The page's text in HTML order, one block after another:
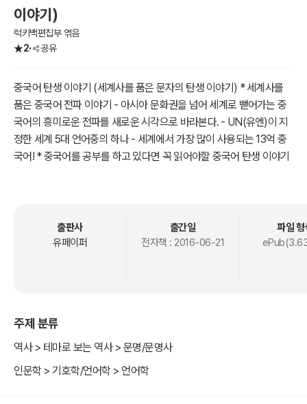
이야기)
럭키백편집부 엮음
2
공유
중국어 탄생 이야기 (세계사를 품은 문자의 탄생 이야기) * 세계사를
품은 중국어 전파 이야기 - 아시아 문화권을 넘어 세계로 뻗어가는 중
국어의 흥미로운 전파를 새로운 시각으로 바라본다. - UN(유엔)이 지
정한 세계 5대 언어중의 하나 - 세계에서 가장 많이 사용되는 13억 중
국어! * 중국어를 공부를 하고 있다면 꼭 읽어야할 중국어 탄생 이야기
로서 후대 ‘순자, 여씨춘추, 한비자’의 사상가에 의해서 신격화 되었을
뿐이다. 비록 한자의 기록문화를 집대성한 것에 대해서는 높이 살수 있
(漢語)라고도 한다. 중국의 11억 명과 해외로 진출한 화교, 이민족이
모국어로 삼고 있어 세계인구의 약 1/5이 사용되어 세계에서 가장 많이
사용되는 언어 이다. 중국어는 여러 가지 방언으로 구성되어 있으며 이
는 북방방언(北方方言), 오어(吳語, 상하이어 등), 광둥어(廣東語),
출판사
유페이퍼
출간일
전자책 : 2016-06-21
파일 형
주제 분류
역사 > 테마로 보는 역사 > 문명/문명사
인문학 > 기호학/언어학 > 언어학